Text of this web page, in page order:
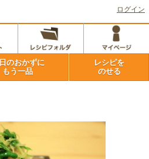
ログイン
のおかずに
もう一品
レシピを
のせる